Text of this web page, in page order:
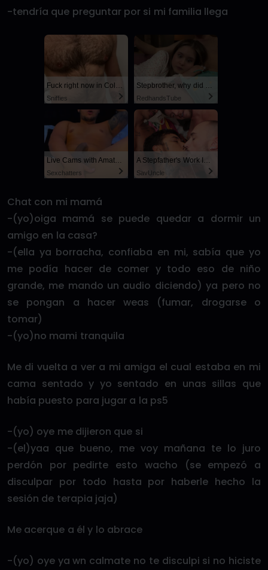
-tendría que preguntar por si mi familia llega
Fuck right now in Columbus
Sniffies
Stepbrother, why did you show me your dick? Now I want to fuck you with my wet pussy
RedhandsTube
Live Cams with Amateur Men
Sexchatters
A Stepfather's Work Is Never Done
SayUncle
Chat con mi mamá
-(yo)oiga mamá se puede quedar a dormir un
amigo en la casa?
-(ella ya borracha, confiaba en mi, sabía que yo
me podía hacer de comer y todo eso de niño
grande, me mando un audio diciendo) ya pero no
se pongan a hacer weas (fumar, drogarse o
tomar)
-(yo)no mami tranquila
Me di vuelta a ver a mi amiga el cual estaba en mi
cama sentado y yo sentado en unas sillas que
había puesto para jugar a la ps5
-(yo) oye me dijieron que si
-(el)yaa que bueno, me voy mañana te lo juro
perdón por pedirte esto wacho (se empezó a
disculpar por todo hasta por haberle hecho la
sesión de terapia jaja)
Me acerque a él y lo abrace
-(yo) oye ya wn calmate no te disculpi si no hiciste